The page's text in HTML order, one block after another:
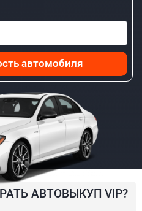
автомобиля
АВТОВЫКУП VIP?